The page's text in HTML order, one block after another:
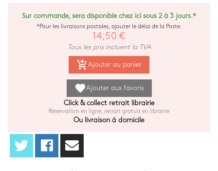
Sur commande, sera disponible chez ici sous 2 à 3 jours.*
*Pour les livraisons postales, ajouter le délai de la Poste.
14,50 €
Tous les prix incluent la TVA
add_shopping_cart Ajouter au panier
favoriteAjouter aux favoris
Click & collect retrait librairie
Réservation en ligne, retrait gratuit en librairie
Ou livraison à domicile